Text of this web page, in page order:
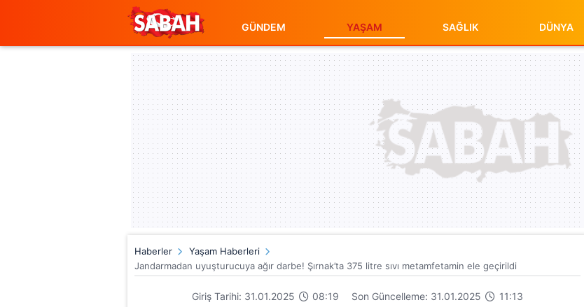
GÜNDEM YAŞAM SAĞLIK DÜNYA
Haberler
Yaşam Haberleri
Jandarmadan uyuşturucuya ağır darbe! Şırnak’ta 375 litre sıvı metamfetamin ele geçirildi
Giriş Tarihi: 31.01.2025 08:19 Son Güncelleme: 31.01.2025 11:13